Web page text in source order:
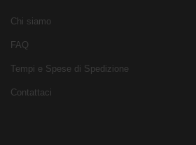
Chi siamo
FAQ
Tempi e Spese di Spedizione
Contattaci